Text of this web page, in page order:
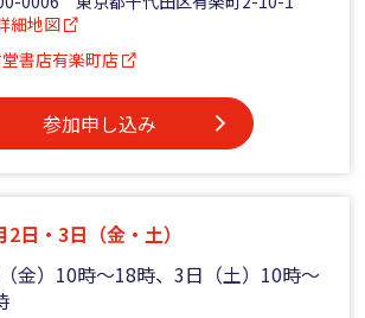
細地図
書店有楽町店
参加申し込み
2日・3日（金・土）
金）10時～18時、3日（土）10時～